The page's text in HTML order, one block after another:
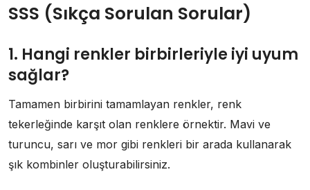
SSS (Sıkça Sorulan Sorular)
1. Hangi renkler birbirleriyle iyi uyum
sağlar?
Tamamen birbirini tamamlayan renkler, renk
tekerleğinde karşıt olan renklere örnektir. Mavi ve
turuncu, sarı ve mor gibi renkleri bir arada kullanarak
şık kombinler oluşturabilirsiniz.